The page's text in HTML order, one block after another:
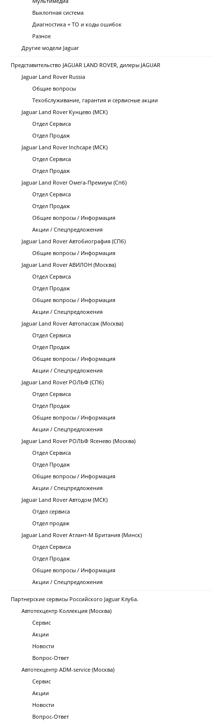
Выхлопная система
Диагностика + ТО и коды ошибок
Разное
Другие модели Jaguar
Представительство JAGUAR LAND ROVER, дилеры JAGUAR
Jaguar Land Rover Russia
Общие вопросы
Техобслуживание, гарантия и сервисные акции
Jaguar Land Rover Кунцево (МСК)
Отдел Сервиса
Отдел Продаж
Jaguar Land Rover Inchcape (МСК)
Отдел Сервиса
Отдел Продаж
Jaguar Land Rover Омега-Премиум (Спб)
Отдел Сервиса
Отдел Продаж
Общие вопросы / Информация
Акции / Спецпредложения
Jaguar Land Rover Автобиография (СПб)
Общие вопросы / Информация
Jaguar Land Rover АВИЛОН (Москва)
Отдел Сервиса
Отдел Продаж
Общие вопросы / Информация
Акции / Спецпредложения
Jaguar Land Rover Автопассаж (Москва)
Отдел Сервиса
Отдел Продаж
Общие вопросы / Информация
Акции / Спецпредложения
Jaguar Land Rover РОЛЬФ (СПб)
Отдел Сервиса
Отдел Продаж
Общие вопросы / Информация
Акции / Спецпредложения
Jaguar Land Rover РОЛЬФ Ясенево (Москва)
Отдел Сервиса
Отдел Продаж
Общие вопросы / Информация
Акции / Спецпредложения
Jaguar Land Rover Автодом (МСК)
Отдел сервиса
Отдел продаж
Jaguar Land Rover Атлант-М Британия (Минск)
Отдел Сервиса
Отдел Продаж
Общие вопросы / Информация
Акции / Спецпредложения
Партнерские сервисы Российского Jaguar Клуба.
Автотехцентр Коллекция (Москва)
Сервис
Акции
Новости
Вопрос-Ответ
Автотехцентр ADM-service (Москва)
Сервис
Акции
Новости
Вопрос-Ответ